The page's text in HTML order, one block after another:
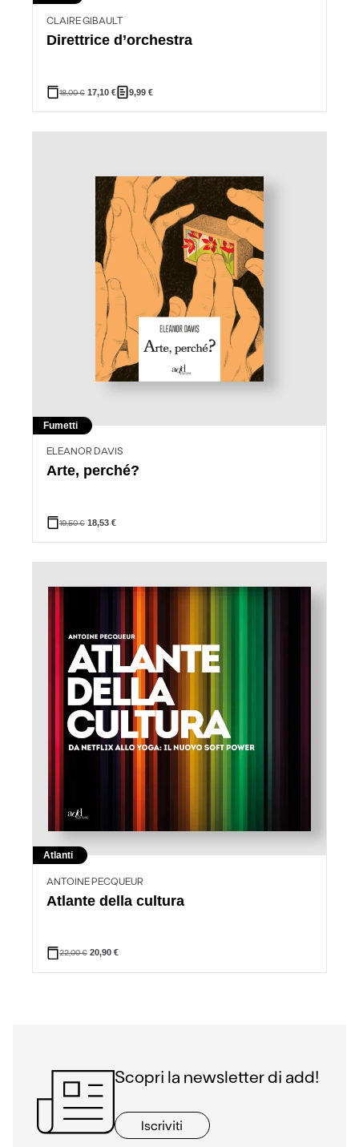
CLAIRE GIBAULT
Direttrice d’orchestra
18,00€ 17,10 € 9,99 €
Fumetti
ELEANOR DAVIS
Arte, perché?
19,50€ 18,53 €
Atlanti
ANTOINE PECQUEUR
Atlante della cultura
22,00€ 20,90 €
Scopri la newsletter di add!
Iscriviti